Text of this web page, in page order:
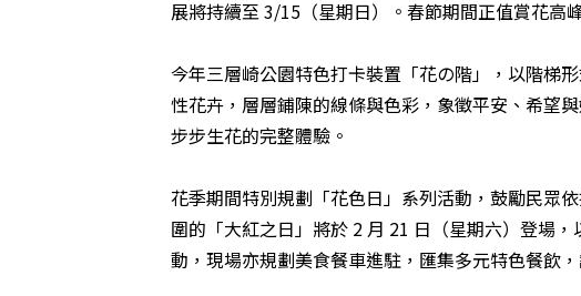
展將持續至 3/15（星期日）。春節期間正值賞花高
今年三層崎公園特色打卡裝置「花の階」，以階梯
性花卉，層層鋪陳的線條與色彩，象徵平安、希望
步步生花的完整體驗。
花季期間特別規劃「花色日」系列活動，鼓勵民眾
圍的「大紅之日」將於 2 月 21 日（星期六）登場
動，現場亦規劃美食餐車進駐，匯集多元特色餐飲